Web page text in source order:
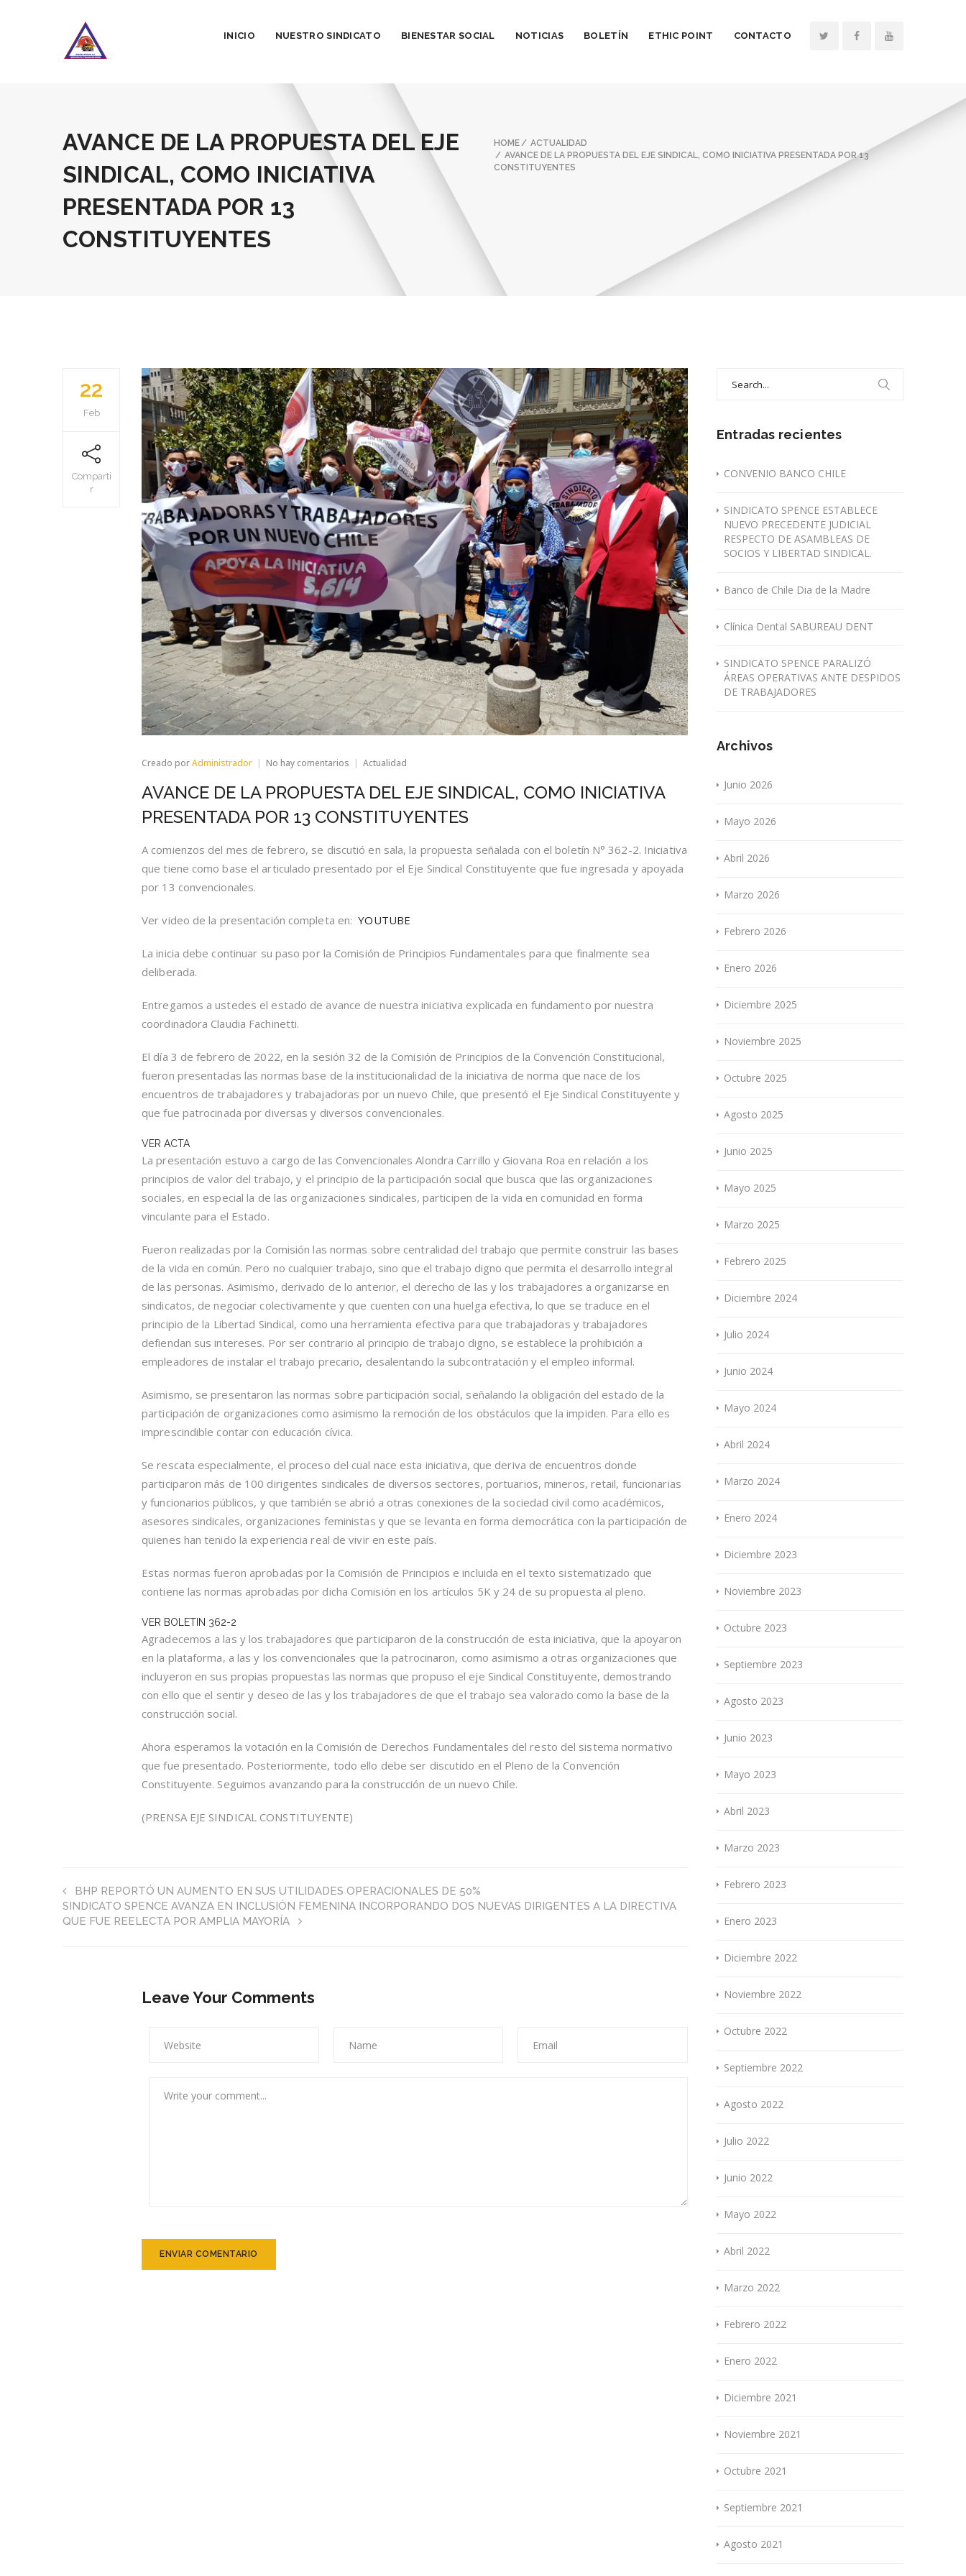
INICIO NUESTRO SINDICATO BIENESTAR SOCIAL NOTICIAS BOLETÍN ETHIC POINT CONTACTO
AVANCE DE LA PROPUESTA DEL EJE
SINDICAL, COMO INICIATIVA
PRESENTADA POR 13
CONSTITUYENTES
HOME
ACTUALIDAD
AVANCE DE LA PROPUESTA DEL EJE SINDICAL, COMO INICIATIVA PRESENTADA POR 13
CONSTITUYENTES
22
Feb
Comparti
r
Creado porAdministrador No hay comentarios en
DE
LA
PROPUESTA
DEL
SINDICAL,
INICIATIVA
CONSTITUYENTES
Actualidad
AVANCE DE LA PROPUESTA DEL EJE SINDICAL, COMO INICIATIVA
PRESENTADA POR 13 CONSTITUYENTES
A comienzos del mes de febrero, se discutió en sala, la propuesta señalada con el boletín N° 362-2. Iniciativa
que tiene como base el articulado presentado por el Eje Sindical Constituyente que fue ingresada y apoyada
por 13 convencionales.
Ver video de la presentación completa en:YOUTUBE
La inicia debe continuar su paso por la Comisión de Principios Fundamentales para que finalmente sea
deliberada.
Entregamos a ustedes el estado de avance de nuestra iniciativa explicada en fundamento por nuestra
coordinadora Claudia Fachinetti.
El día 3 de febrero de 2022, en la sesión 32 de la Comisión de Principios de la Convención Constitucional,
fueron presentadas las normas base de la institucionalidad de la iniciativa de norma que nace de los
encuentros de trabajadores y trabajadoras por un nuevo Chile, que presentó el Eje Sindical Constituyente y
que fue patrocinada por diversas y diversos convencionales.
VER ACTA
La presentación estuvo a cargo de las Convencionales Alondra Carrillo y Giovana Roa en relación a los
principios de valor del trabajo, y el principio de la participación social que busca que las organizaciones
sociales, en especial la de las organizaciones sindicales, participen de la vida en comunidad en forma
vinculante para el Estado.
Fueron realizadas por la Comisión las normas sobre centralidad del trabajo que permite construir las bases
de la vida en común. Pero no cualquier trabajo, sino que el trabajo digno que permita el desarrollo integral
de las personas. Asimismo, derivado de lo anterior, el derecho de las y los trabajadores a organizarse en
sindicatos, de negociar colectivamente y que cuenten con una huelga efectiva, lo que se traduce en el
principio de la Libertad Sindical, como una herramienta efectiva para que trabajadoras y trabajadores
defiendan sus intereses. Por ser contrario al principio de trabajo digno, se establece la prohibición a
empleadores de instalar el trabajo precario, desalentando la subcontratación y el empleo informal.
Asimismo, se presentaron las normas sobre participación social, señalando la obligación del estado de la
participación de organizaciones como asimismo la remoción de los obstáculos que la impiden. Para ello es
imprescindible contar con educación cívica.
Se rescata especialmente, el proceso del cual nace esta iniciativa, que deriva de encuentros donde
participaron más de 100 dirigentes sindicales de diversos sectores, portuarios, mineros, retail, funcionarias
y funcionarios públicos, y que también se abrió a otras conexiones de la sociedad civil como académicos,
asesores sindicales, organizaciones feministas y que se levanta en forma democrática con la participación de
quienes han tenido la experiencia real de vivir en este país.
Estas normas fueron aprobadas por la Comisión de Principios e incluida en el texto sistematizado que
contiene las normas aprobadas por dicha Comisión en los artículos 5K y 24 de su propuesta al pleno.
VER BOLETIN 362-2
Agradecemos a las y los trabajadores que participaron de la construcción de esta iniciativa, que la apoyaron
en la plataforma, a las y los convencionales que la patrocinaron, como asimismo a otras organizaciones que
incluyeron en sus propias propuestas las normas que propuso el eje Sindical Constituyente, demostrando
con ello que el sentir y deseo de las y los trabajadores de que el trabajo sea valorado como la base de la
construcción social.
Ahora esperamos la votación en la Comisión de Derechos Fundamentales del resto del sistema normativo
que fue presentado. Posteriormente, todo ello debe ser discutido en el Pleno de la Convención
Constituyente. Seguimos avanzando para la construcción de un nuevo Chile.
(PRENSA EJE SINDICAL CONSTITUYENTE)
BHP REPORTÓ UN AUMENTO EN SUS UTILIDADES OPERACIONALES DE 50%
SINDICATO SPENCE AVANZA EN INCLUSIÓN FEMENINA INCORPORANDO DOS NUEVAS DIRIGENTES A LA DIRECTIVA
QUE FUE REELECTA POR AMPLIA MAYORÍA
Leave Your Comments
Entradas recientes
CONVENIO BANCO CHILE
SINDICATO SPENCE ESTABLECE
NUEVO PRECEDENTE JUDICIAL
RESPECTO DE ASAMBLEAS DE
SOCIOS Y LIBERTAD SINDICAL.
Banco de Chile Dia de la Madre
Clínica Dental SABUREAU DENT
SINDICATO SPENCE PARALIZÓ
ÁREAS OPERATIVAS ANTE DESPIDOS
DE TRABAJADORES
Archivos
Junio 2026
Mayo 2026
Abril 2026
Marzo 2026
Febrero 2026
Enero 2026
Diciembre 2025
Noviembre 2025
Octubre 2025
Agosto 2025
Junio 2025
Mayo 2025
Marzo 2025
Febrero 2025
Diciembre 2024
Julio 2024
Junio 2024
Mayo 2024
Abril 2024
Marzo 2024
Enero 2024
Diciembre 2023
Noviembre 2023
Octubre 2023
Septiembre 2023
Agosto 2023
Junio 2023
Mayo 2023
Abril 2023
Marzo 2023
Febrero 2023
Enero 2023
Diciembre 2022
Noviembre 2022
Octubre 2022
Septiembre 2022
Agosto 2022
Julio 2022
Junio 2022
Mayo 2022
Abril 2022
Marzo 2022
Febrero 2022
Enero 2022
Diciembre 2021
Noviembre 2021
Octubre 2021
Septiembre 2021
Agosto 2021